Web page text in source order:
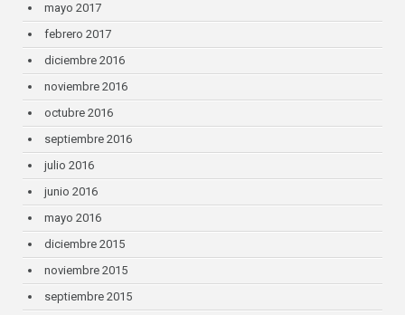
mayo 2017
febrero 2017
diciembre 2016
noviembre 2016
octubre 2016
septiembre 2016
julio 2016
junio 2016
mayo 2016
diciembre 2015
noviembre 2015
septiembre 2015